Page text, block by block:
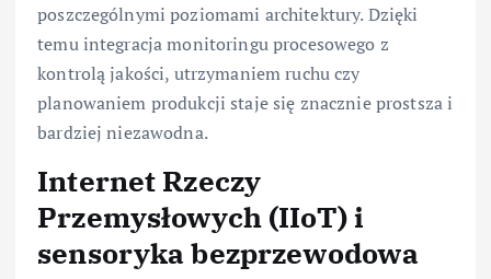
poszczególnymi poziomami architektury. Dzięki
temu integracja monitoringu procesowego z
kontrolą jakości, utrzymaniem ruchu czy
planowaniem produkcji staje się znacznie prostsza i
bardziej niezawodna.
Internet Rzeczy
Przemysłowych (IIoT) i
sensoryka bezprzewodowa